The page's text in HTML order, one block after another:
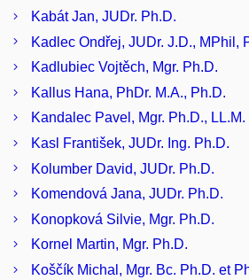
Kabát Jan, JUDr. Ph.D.
Kadlec Ondřej, JUDr. J.D., MPhil,
Kadlubiec Vojtěch, Mgr. Ph.D.
Kallus Hana, PhDr. M.A., Ph.D.
Kandalec Pavel, Mgr. Ph.D., LL.M.
Kasl František, JUDr. Ing. Ph.D.
Kolumber David, JUDr. Ph.D.
Komendová Jana, JUDr. Ph.D.
Konopková Silvie, Mgr. Ph.D.
Kornel Martin, Mgr. Ph.D.
Koščík Michal, Mgr. Bc. Ph.D. et